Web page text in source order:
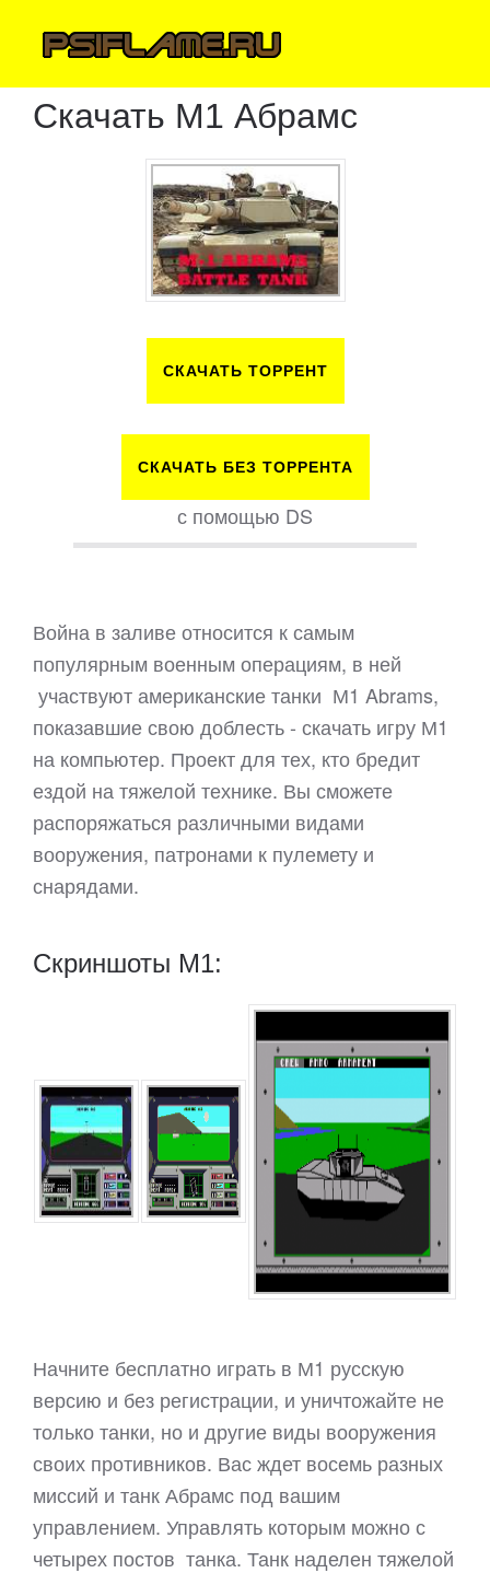
Скачать М1 Абрамс
СКАЧАТЬ ТОРРЕНТ
СКАЧАТЬ БЕЗ ТОРРЕНТА
с помощью DS
Война в заливе относится к самым
популярным военным операциям, в ней
участвуют американские танки М1 Abrams,
показавшие свою доблесть - скачать игру М1
на компьютер. Проект для тех, кто бредит
ездой на тяжелой технике. Вы сможете
распоряжаться различными видами
вооружения, патронами к пулемету и
снарядами.
Скриншоты M1:
Начните бесплатно играть в М1 русскую
версию и без регистрации, и уничтожайте не
только танки, но и другие виды вооружения
своих противников. Вас ждет восемь разных
миссий и танк Абрамс под вашим
управлением. Управлять которым можно с
четырех постов танка. Танк наделен тяжелой